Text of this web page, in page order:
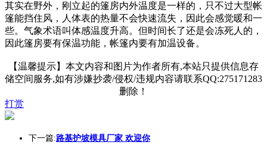
其实在野外，刚立起的篷房内外温度是一样的，只不过大型帐
篷能挡住风，人体表的热量不会快速流失，因此会感觉暖和一
些。气象术语叫体感温度升高。但时间长了还是会冻死人的，
因此篷房要有保温功能，帐篷内要有加温设备。
【温馨提示】本文内容和图片为作者所有,本站只提供信息存
储空间服务,如有涉嫌抄袭/侵权/违规内容请联系QQ:275171283
删除！
打赏
下一篇:路基护坡模具厂家 欢迎你